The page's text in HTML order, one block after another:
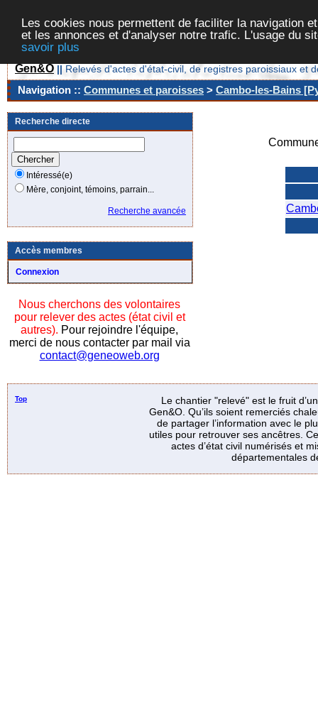
Les cookies nous permettent de faciliter la navigation
et les annonces et d'analyser notre trafic. L'usage du
savoir plus
Gen&O || Relevés d'actes d'état-civil, de registres paroissiaux et
Navigation :: Communes et paroisses > Cambo-les-Bains
Recherche directe
Intéressé(e)
Mère, conjoint, témoins, parrain...
Recherche avancée
Accès membres
Connexion
Nous cherchons des volontaires
pour relever des actes (état civil et
autres). Pour rejoindre l'équipe,
merci de nous contacter par mail via
contact@geneoweb.org
Top
Le chantier "relevé" est le fruit
Gen&O. Qu’ils soient remerciés
de partager l’information avec le
utiles pour retrouver ses ancêtres.
actes d’état civil numérisés et
départementales